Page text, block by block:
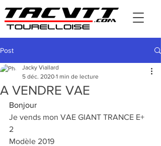
Post
A VENDRE VAE
Jacky Viallard
5 déc. 2020 1 min de lecture
Bonjour
Je vends mon VAE GIANT TRANCE E+
2
Modèle 2019